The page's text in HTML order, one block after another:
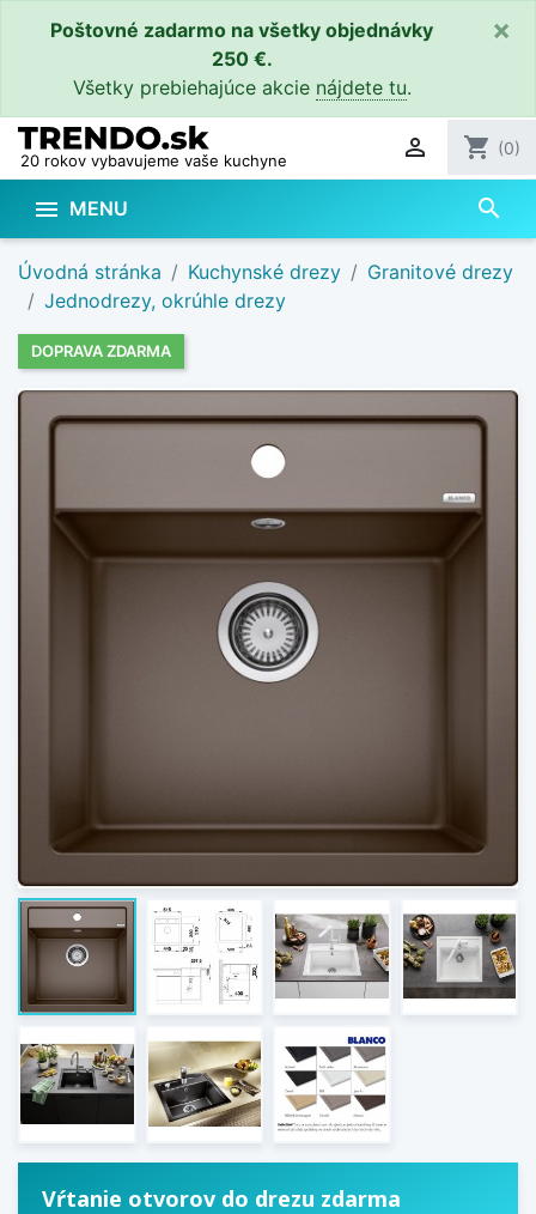
Poštovné zadarmo na všetky objednávky
250 €.
Všetky prebiehajúce akcie nájdete tu.
×
20 rokov vybavujeme vaše kuchyne  shopping_cart (0)
 MENU search
Úvodná stránka Kuchynské drezy
Granitové drezy
Jednodrezy, okrúhle drezy
DOPRAVA ZDARMA
Vŕtanie otvorov do drezu zdarma